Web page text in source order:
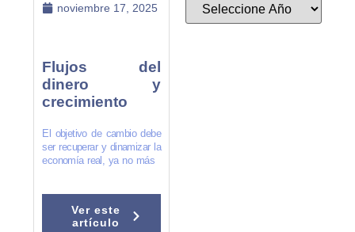
noviembre 17, 2025
Flujos del
dinero y
crecimiento
El objetivo de cambio debe
ser recuperar y dinamizar la
economía real, ya no más
Ver este
artículo